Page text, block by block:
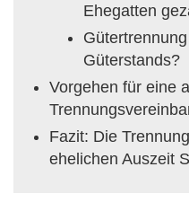
Ehegatten
Güterstands?
Vorgehen für eine
Fazit: Die
ehelichen Auszeit